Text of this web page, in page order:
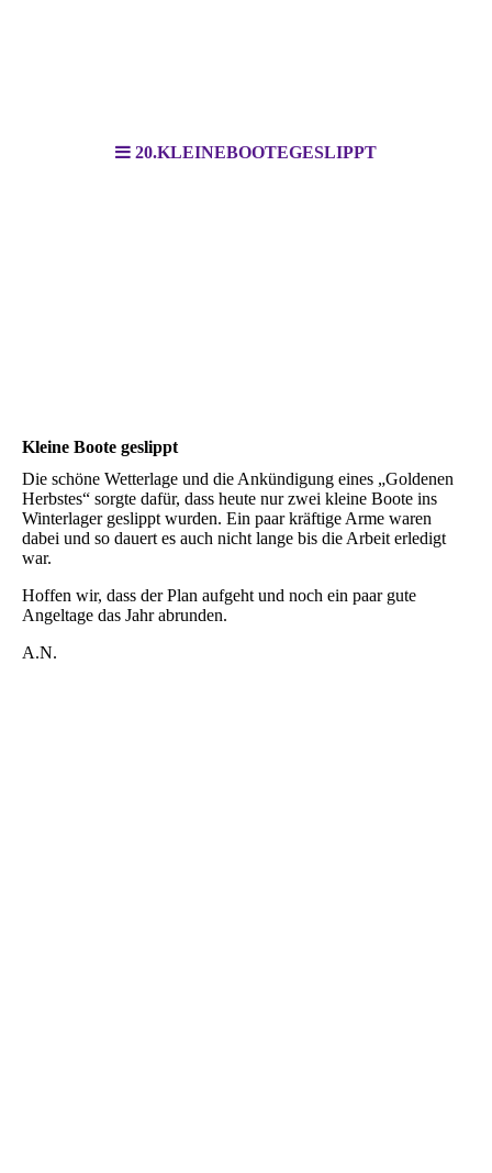
20.KLEINEBOOTEGESLIPPT
Kleine Boote geslippt
Die schöne Wetterlage und die Ankündigung eines „Goldenen
Herbstes“ sorgte dafür, dass heute nur zwei kleine Boote ins
Winterlager geslippt wurden. Ein paar kräftige Arme waren
dabei und so dauert es auch nicht lange bis die Arbeit erledigt
war.
Hoffen wir, dass der Plan aufgeht und noch ein paar gute
Angeltage das Jahr abrunden.
A.N.